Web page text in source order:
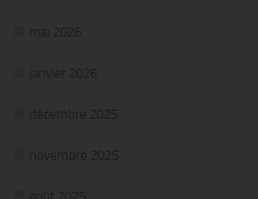
mai 2026
janvier 2026
décembre 2025
novembre 2025